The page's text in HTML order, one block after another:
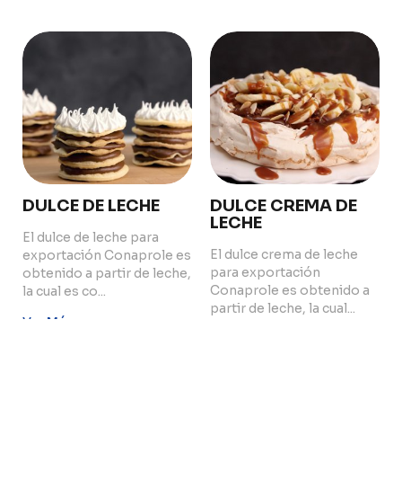
DULCE DE LECHE
El dulce de leche para
exportación Conaprole es
obtenido a partir de leche,
la cual es co...
Ver Más
DULCE CREMA DE
LECHE
El dulce crema de leche
para exportación
Conaprole es obtenido a
partir de leche, la cual...
Sustentability
Quality and Innovation
Contact
Copyright © 2024 Conaprole. All rights reserved